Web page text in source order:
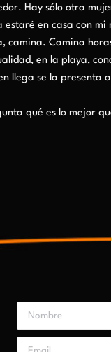
Hay sólo otra
en casa con mi
Camina
en la playa,
llega se la presenta
qué es lo mejor